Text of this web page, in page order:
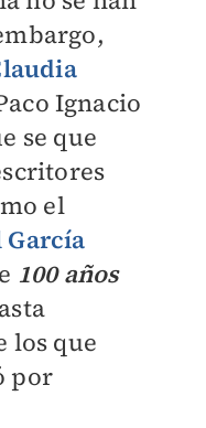
Ignacio
se que
el
García
100 años
los que
por